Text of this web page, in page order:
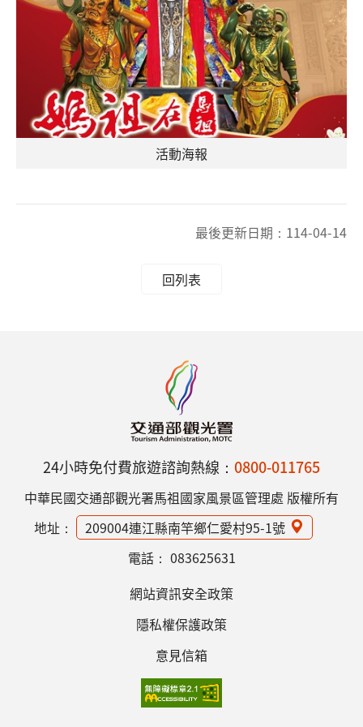
活動海報
最後更新日期： 114-04-14
回列表
24小時免付費旅遊諮詢熱線： 0800-011765
中華民國交通部觀光署馬祖國家風景區管理處 版權所有
地址：
209004連江縣南竿鄉仁愛村95-1號
電話： 083625631
網站資訊安全政策
隱私權保護政策
意見信箱